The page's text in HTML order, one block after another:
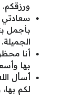
ورزقكم.
سعادتي
بأجمل
الجميلة.
أنا
بها
أسأل
لكم